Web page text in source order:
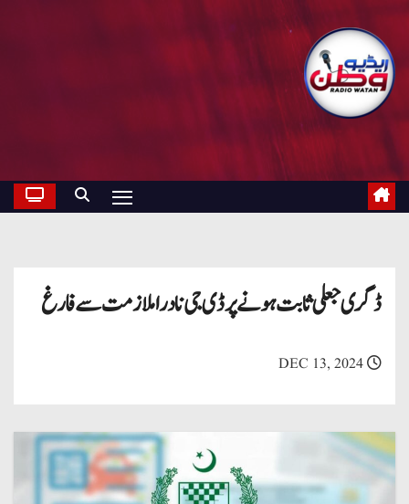
ڈگری جعلی ثابت ہونے پر ڈی جی نادرا ملازمت سے فارغ
DEC 13, 2024